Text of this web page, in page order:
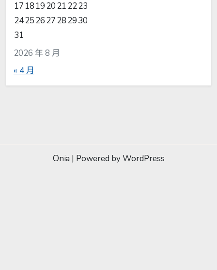
2026 年 8 月
17 18 1920212223
24252627282930
31
« 4 月
Onia | Powered by WordPress